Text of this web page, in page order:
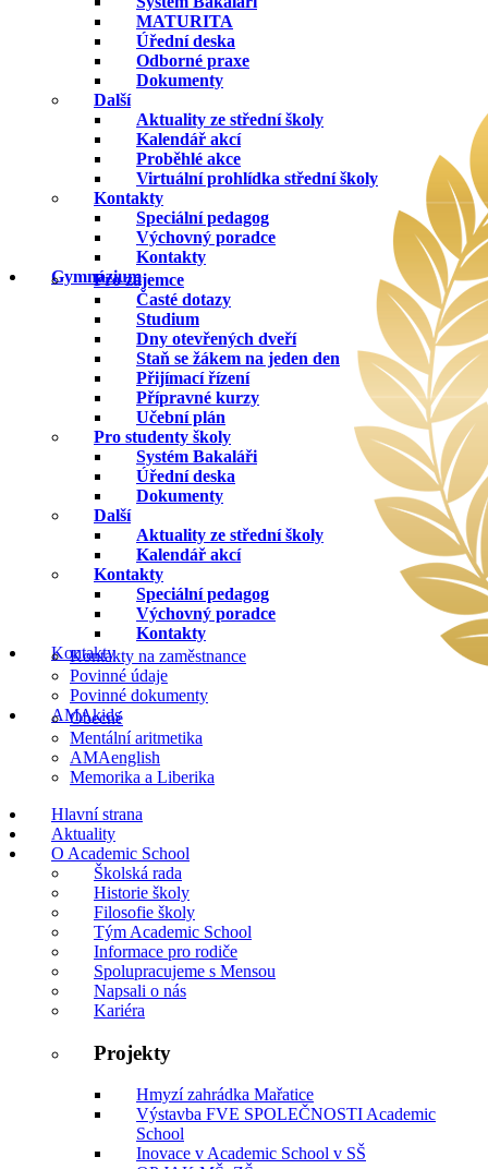
MATURITA
Úřední deska
Odborné praxe
Dokumenty
Další
Aktuality ze střední školy
Kalendář akcí
Proběhlé akce
Virtuální prohlídka střední školy
Kontakty
Speciální pedagog
Výchovný poradce
Kontakty
Gymnázium
Pro zájemce
Časté dotazy
Studium
Dny otevřených dveří
Staň se žákem na jeden den
Přijímací řízení
Přípravné kurzy
Učební plán
Pro studenty školy
Systém Bakaláři
Úřední deska
Dokumenty
Další
Aktuality ze střední školy
Kalendář akcí
Kontakty
Speciální pedagog
Výchovný poradce
Kontakty
Kontakty
Kontakty na zaměstnance
Povinné údaje
Povinné dokumenty
AMAkids
Obecné
Mentální aritmetika
AMAenglish
Memorika a Liberika
Hlavní strana
Aktuality
O Academic School
Školská rada
Historie školy
Filosofie školy
Tým Academic School
Informace pro rodiče
Spolupracujeme s Mensou
Napsali o nás
Kariéra
Projekty
Hmyzí zahrádka Mařatice
Výstavba FVE SPOLEČNOSTI Academic
School
Inovace v Academic School v SŠ